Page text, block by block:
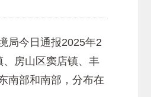
局今日通报2025年2
房山区窦店镇、丰
南部和南部，分布在